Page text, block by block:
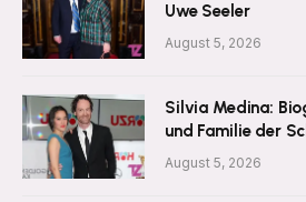
Uwe Seeler
August 5, 2026
Silvia Medina:
und Familie der
August 5, 2026